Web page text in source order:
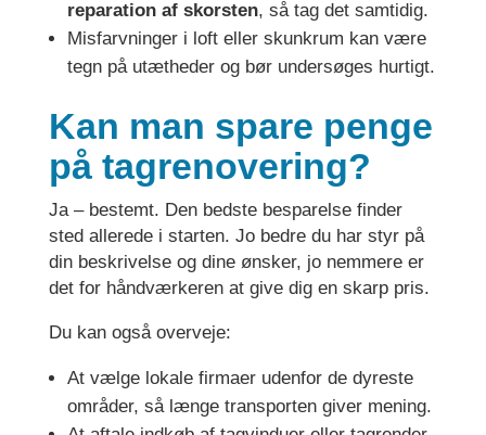
reparation af skorsten, så tag det samtidig.
Misfarvninger i loft eller skunkrum kan være
tegn på utætheder og bør undersøges hurtigt.
Kan man spare penge
på tagrenovering?
Ja – bestemt. Den bedste besparelse finder
sted allerede i starten. Jo bedre du har styr på
din beskrivelse og dine ønsker, jo nemmere er
det for håndværkeren at give dig en skarp pris.
Du kan også overveje:
At vælge lokale firmaer udenfor de dyreste
områder, så længe transporten giver mening.